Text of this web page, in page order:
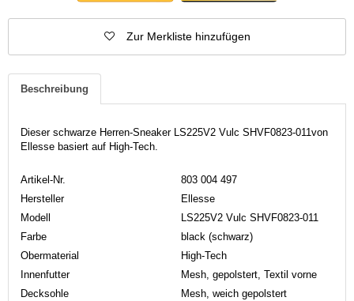
Zur Merkliste hinzufügen
Beschreibung
Dieser schwarze Herren-Sneaker LS225V2 Vulc SHVF0823-011von
Ellesse basiert auf High-Tech.
Artikel-Nr.
803 004 497
Hersteller
Ellesse
Modell
LS225V2 Vulc SHVF0823-011
Farbe
black (schwarz)
Obermaterial
High-Tech
Innenfutter
Mesh, gepolstert, Textil vorne
Decksohle
Mesh, weich gepolstert